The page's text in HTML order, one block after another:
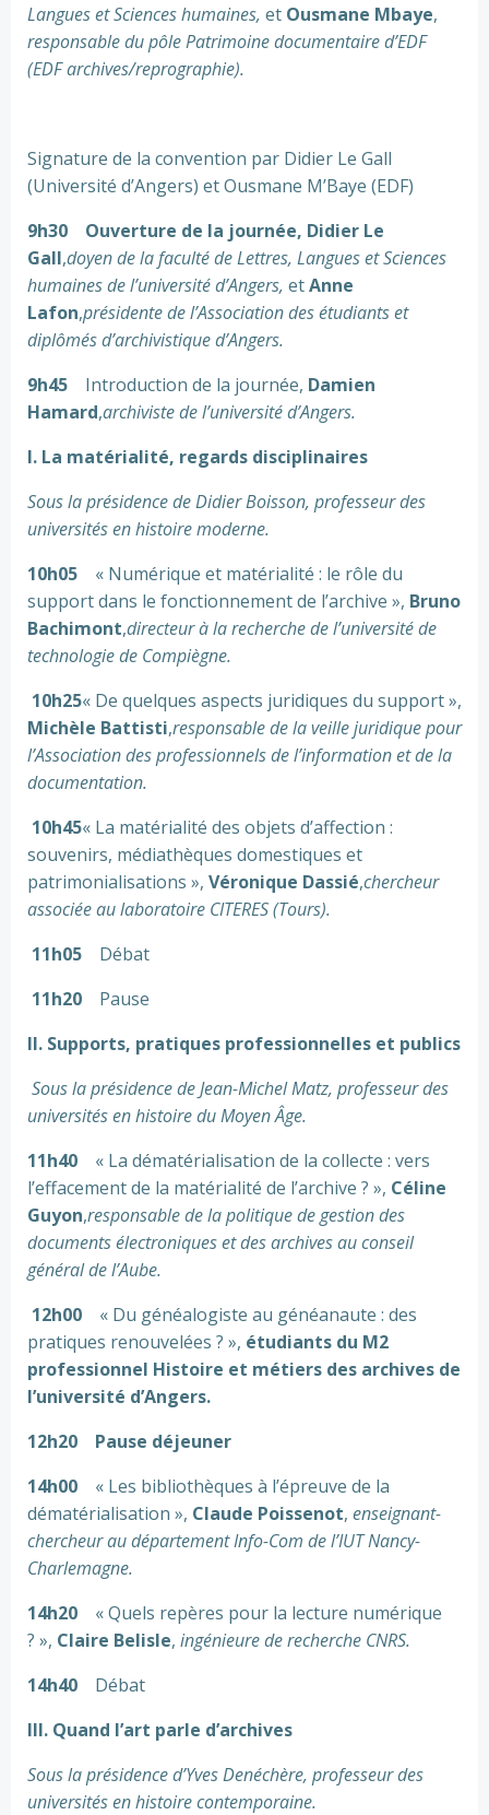
Langues et Sciences humaines, et Ousmane Mbaye,
responsable du pôle Patrimoine documentaire d’EDF
(EDF archives/reprographie).
Signature de la convention par Didier Le Gall
(Université d’Angers) et Ousmane M’Baye (EDF)
9h30 Ouverture de la journée, Didier Le
Gall,doyen de la faculté de Lettres, Langues et Sciences
humaines de l’université d’Angers, etAnne
Lafon,présidente de l’Association des étudiants et
diplômés d’archivistique d’Angers.
9h45 Introduction de la journée, Damien
Hamard,archiviste de l’université d’Angers.
I. La matérialité, regards disciplinaires
Sous la présidence de Didier Boisson, professeur des
universités en histoire moderne.
10h05 « Numérique et matérialité : le rôle du
support dans le fonctionnement de l’archive », Bruno
Bachimont,directeur à la recherche de l’université de
technologie de Compiègne.
10h25« De quelques aspects juridiques du support »,
Michèle Battisti,responsable de la veille juridique pour
l’Association des professionnels de l’information et de la
documentation.
10h45« La matérialité des objets d’affection :
souvenirs, médiathèques domestiques et
patrimonialisations », Véronique Dassié,chercheur
associée au laboratoire CITERES (Tours).
11h05 Débat
11h20 Pause
II. Supports, pratiques professionnelles et publics
Sous la présidence de Jean-Michel Matz, professeur des
universités en histoire du Moyen Âge.
11h40 « La dématérialisation de la collecte : vers
l’effacement de la matérialité de l’archive ? », Céline
Guyon,responsable de la politique de gestion des
documents électroniques et des archives au conseil
général de l’Aube.
12h00 « Du généalogiste au généanaute : des
pratiques renouvelées ? », étudiants du M2
professionnel Histoire et métiers des archives de
l’université d’Angers.
12h20 Pause déjeuner
14h00 « Les bibliothèques à l’épreuve de la
dématérialisation », Claude Poissenot, enseignant-
chercheur au département Info-Com de l’IUT Nancy-
Charlemagne.
14h20 « Quels repères pour la lecture numérique
? », Claire Belisle, ingénieure de recherche CNRS.
14h40 Débat
III. Quand l’art parle d’archives
Sous la présidence d’Yves Denéchère, professeur des
universités en histoire contemporaine.